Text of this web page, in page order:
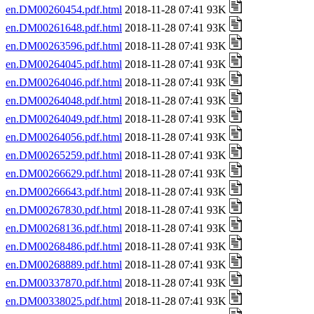
en.DM00260454.pdf.html 2018-11-28 07:41 93K
en.DM00261648.pdf.html 2018-11-28 07:41 93K
en.DM00263596.pdf.html 2018-11-28 07:41 93K
en.DM00264045.pdf.html 2018-11-28 07:41 93K
en.DM00264046.pdf.html 2018-11-28 07:41 93K
en.DM00264048.pdf.html 2018-11-28 07:41 93K
en.DM00264049.pdf.html 2018-11-28 07:41 93K
en.DM00264056.pdf.html 2018-11-28 07:41 93K
en.DM00265259.pdf.html 2018-11-28 07:41 93K
en.DM00266629.pdf.html 2018-11-28 07:41 93K
en.DM00266643.pdf.html 2018-11-28 07:41 93K
en.DM00267830.pdf.html 2018-11-28 07:41 93K
en.DM00268136.pdf.html 2018-11-28 07:41 93K
en.DM00268486.pdf.html 2018-11-28 07:41 93K
en.DM00268889.pdf.html 2018-11-28 07:41 93K
en.DM00337870.pdf.html 2018-11-28 07:41 93K
en.DM00338025.pdf.html 2018-11-28 07:41 93K